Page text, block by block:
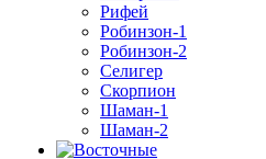
Рифей
Робинзон-1
Робинзон-2
Селигер
Скорпион
Шаман-1
Шаман-2